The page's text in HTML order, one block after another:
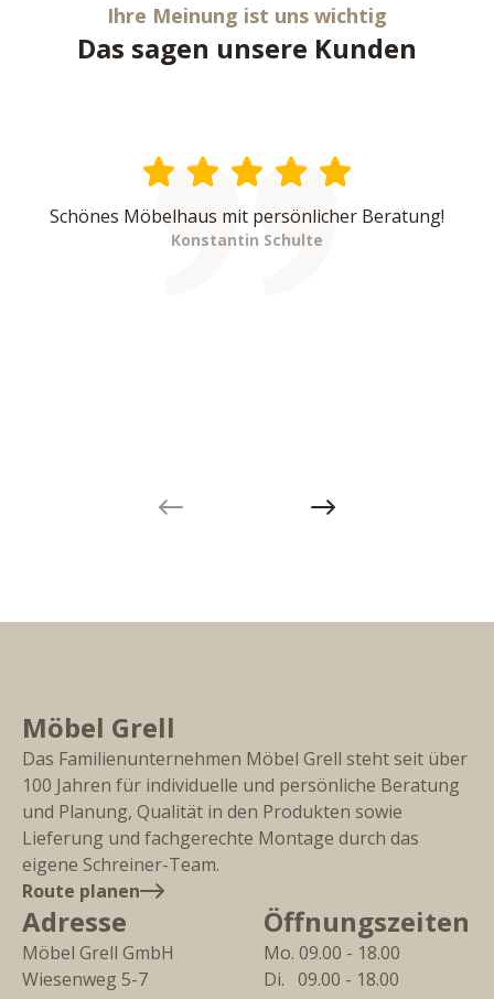
Ihre Meinung ist uns wichtig
Das sagen unsere Kunden
Schönes Möbelhaus mit persönlicher Beratung!
Konstantin Schulte
Next slide
Möbel Grell
Das Familienunternehmen Möbel Grell steht seit über
100 Jahren für individuelle und persönliche Beratung
und Planung, Qualität in den Produkten sowie
Lieferung und fachgerechte Montage durch das
eigene Schreiner-Team.
Route planen
Adresse
Möbel Grell GmbH
Wiesenweg 5-7
Öffnungszeiten
Mo. 09.00 - 18.00
Di.   09.00 - 18.00